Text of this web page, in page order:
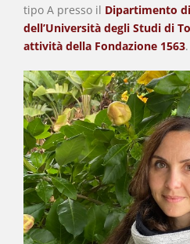
tipo A presso il Dipartimento
dell’Università degli Studi di
attività della Fondazione 1563.